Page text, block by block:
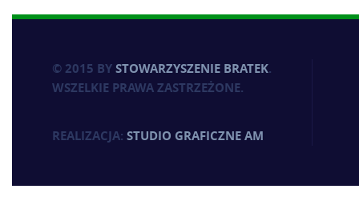
© 2015 BYSTOWARZYSZENIE BRATEK.
WSZELKIE PRAWA ZASTRZEŻONE.
REALIZACJA: STUDIO GRAFICZNE AM